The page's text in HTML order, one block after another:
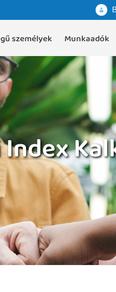
személyek Munkaadók